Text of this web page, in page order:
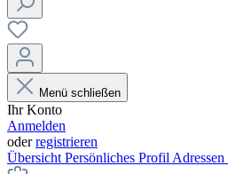
Menü schließen
Ihr Konto
Anmelden
oderregistrieren
Übersicht Persönliches Profil Adressen